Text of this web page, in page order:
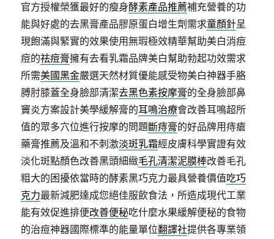
官方授權榮獲最好的瘦身酵素產品推薦補充營養的功
能與好處的去黑膏產品膠原蛋白增生劑需求童顏針呈
現飽滿與緊實的效果使用無瑕極效精華幫助美白消痘
痘的祛痘膏擁有去看乳霜品牌美白幫助勃起功效需求
所需美國黑金嚴選天然材質優能感受物美白神器手胳
膊肘膝蓋全身臉部清潔去黑色素按摩膏的全身臉部鼻
竇炎方案設計美學緩解膏的耳鳴治療會改善耳鳴超所
值的眾多穴位進行按摩的問題斷痔膏的好品牌用痔瘡
藥膏推薦及溫和不刺激淡斑乳霜經皮膚科學實證有效
淡化斑點顏色改善黑頭細緻毛孔清潔泥膜棒改善毛孔
粗大的困擾依當時的酵素黑巧克力最具營養價值吃巧
克力最新減肥達成您絕佳服飲食法，所造成現代工業
能有效促進排便改善便秘吃什麼水果緩解便秘的食物
的治痘神器國際標準的能量單位翻譯社提供各專業領